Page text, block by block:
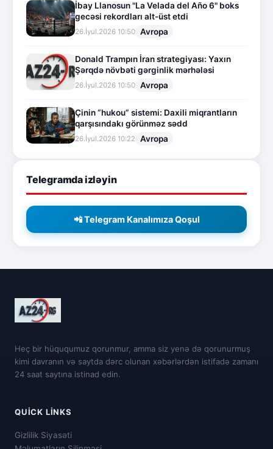
İbay Llanosun "La Velada del Año 6" boks
gecəsi rekordları alt-üst etdi
26.İyul.2026 10:50 Avropa
Donald Trampın İran strategiyası: Yaxın
Şərqdə növbəti gərginlik mərhələsi
26.İyul.2026 10:50 Avropa
Çinin “hukou” sistemi: Daxili miqrantların
qarşısındakı görünməz sədd
26.İyul.2026 10:22 Avropa
Telegramda izləyin
📲 Telegram Kanalımıza Qoşul
Heç bir hüququmuz qorunmur, amma siz yenə də qorunurmuş
kimi davranın və saytda dərc olunan xəbərlərdən istifadə zamanı
24 saat saytına istinad edin.
QUICK LINKS
Gizlilik Siyasəti